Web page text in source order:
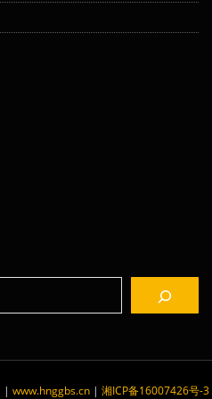
| www.hnggbs.cn| 湘ICP备16007426号-3